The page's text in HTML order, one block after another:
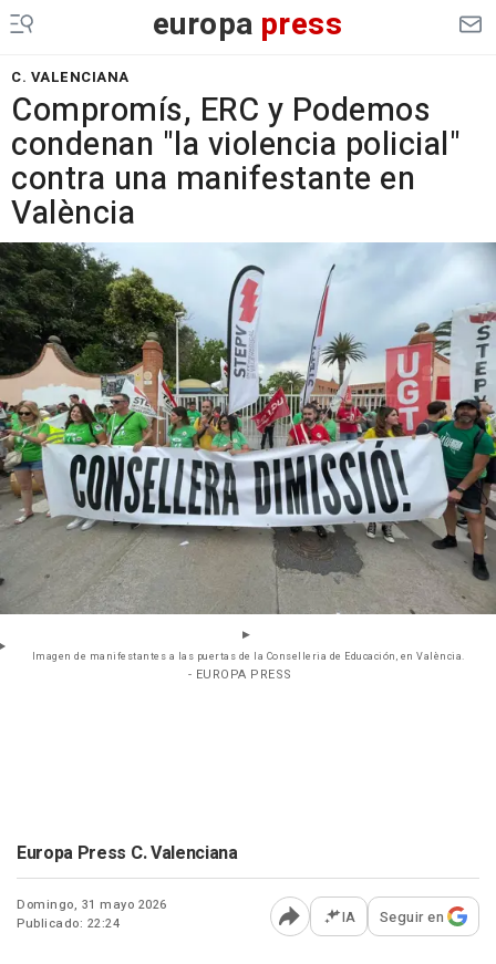
europa press
C. VALENCIANA
Compromís, ERC y Podemos
condenan "la violencia policial"
contra una manifestante en
València
Imagen de manifestantes a las puertas de la Conselleria de Educación, en València.
- EUROPA PRESS
Europa Press C. Valenciana
Domingo, 31 mayo 2026
Publicado: 22:24
Abrir opciones para
IA Seguir en